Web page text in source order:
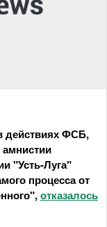
действиях ФСБ,
"Усть-Луга"
процесса от
отказалось